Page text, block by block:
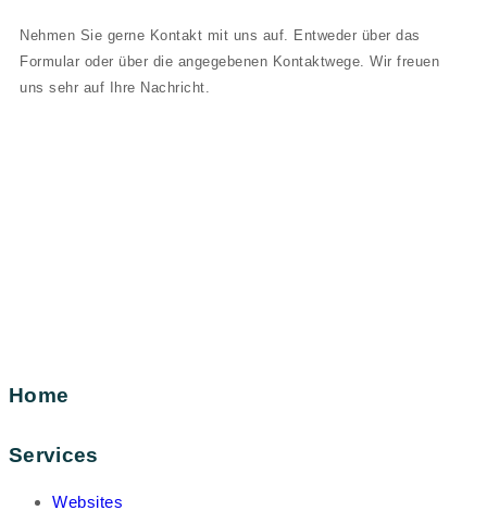
Nehmen Sie gerne Kontakt mit uns auf. Entweder über das
Formular oder über die angegebenen Kontaktwege. Wir freuen
uns sehr auf Ihre Nachricht.
Home
Services
Websites